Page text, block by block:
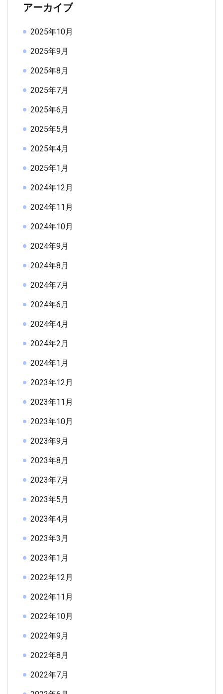
アーカイブ
2025年10月
2025年9月
2025年8月
2025年7月
2025年6月
2025年5月
2025年4月
2025年1月
2024年12月
2024年11月
2024年10月
2024年9月
2024年8月
2024年7月
2024年6月
2024年4月
2024年2月
2024年1月
2023年12月
2023年11月
2023年10月
2023年9月
2023年8月
2023年7月
2023年5月
2023年4月
2023年3月
2023年1月
2022年12月
2022年11月
2022年10月
2022年9月
2022年8月
2022年7月